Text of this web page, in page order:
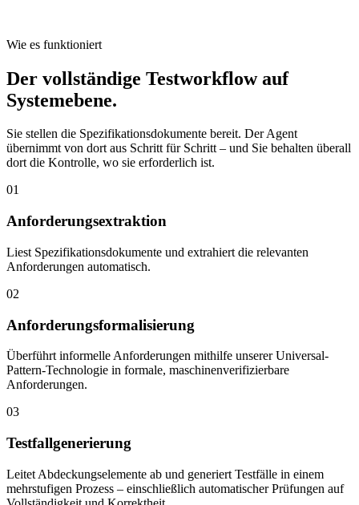
Wie es funktioniert
Der vollständige Testworkflow auf
Systemebene.
Sie stellen die Spezifikationsdokumente bereit. Der Agent
übernimmt von dort aus Schritt für Schritt – und Sie behalten überall
dort die Kontrolle, wo sie erforderlich ist.
01
Anforderungsextraktion
Liest Spezifikationsdokumente und extrahiert die relevanten
Anforderungen automatisch.
02
Anforderungsformalisierung
Überführt informelle Anforderungen mithilfe unserer Universal-
Pattern-Technologie in formale, maschinenverifizierbare
Anforderungen.
03
Testfallgenerierung
Leitet Abdeckungselemente ab und generiert Testfälle in einem
mehrstufigen Prozess – einschließlich automatischer Prüfungen auf